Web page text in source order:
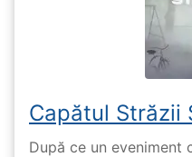
Capătul Străzii
După ce un eveniment